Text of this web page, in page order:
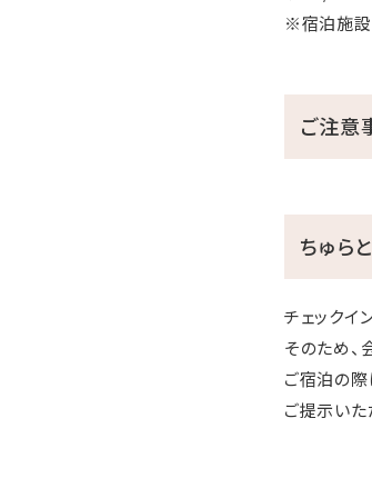
※宿泊施設
ご注意
ちゅら
チェックイ
そのため、
ご宿泊の際
ご提示い